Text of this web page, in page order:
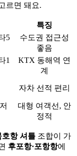
르면 돼요.
특징
5
수도권 접근성
좋음
1
KTX 동해역 연
계
자차 선적 편리
대형 여객선, 안
정적
항 셔틀 조합이 가
후포항·포항항에